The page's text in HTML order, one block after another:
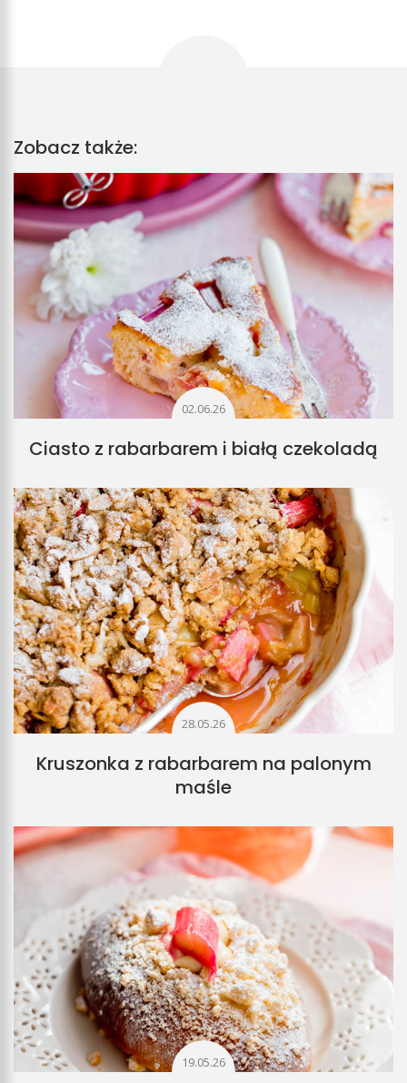
Zobacz także:
02.06.26
Ciasto z rabarbarem i białą czekoladą
28.05.26
Kruszonka z rabarbarem na palonym
maśle
19.05.26